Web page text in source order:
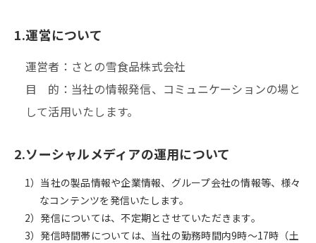
1.運営について
運営者：さとの雪食品株式会社
目 的：当社の情報発信、コミュニケーションの場と
して活用いたします。
2.ソーシャルメディアの運用について
1）当社の製品情報や企業情報、グループ会社の情報等、様々
なコンテンツを発信いたします。
2）発信については、不定期とさせていただきます。
3）発信時間帯については、当社の勤務時間内9時～17時（土